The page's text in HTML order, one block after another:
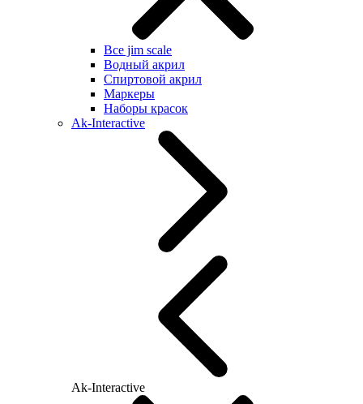
Все jim scale
Водный акрил
Спиртовой акрил
Маркеры
Наборы красок
Ak-Interactive
Ak-Interactive